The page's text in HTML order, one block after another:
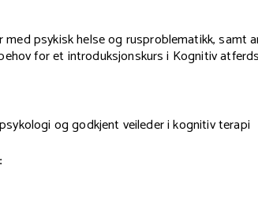
psykisk helse og rusproblematikk, samt
for et introduksjonskurs i Kognitiv
og godkjent veileder i kognitiv terapi